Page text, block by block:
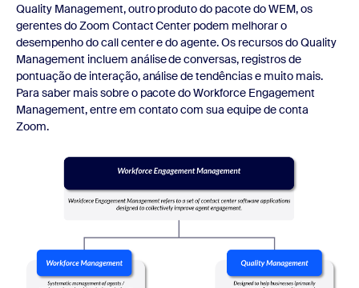
Quality Management, outro produto do pacote do WEM, os
gerentes do Zoom Contact Center podem melhorar o
desempenho do call center e do agente. Os recursos do Quality
Management incluem análise de conversas, registros de
pontuação de interação, análise de tendências e muito mais.
Para saber mais sobre o pacote do Workforce Engagement
Management, entre em contato com sua equipe de conta
Zoom.